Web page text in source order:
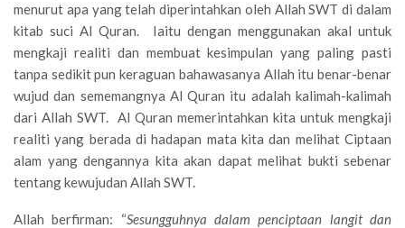
menurut apa yang telah diperintahkan oleh Allah SWT di dalam
kitab suci Al Quran. Iaitu dengan menggunakan akal untuk
mengkaji realiti dan membuat kesimpulan yang paling pasti
tanpa sedikit pun keraguan bahawasanya Allah itu benar-benar
wujud dan sememangnya Al Quran itu adalah kalimah-kalimah
dari Allah SWT. Al Quran memerintahkan kita untuk mengkaji
realiti yang berada di hadapan mata kita dan melihat Ciptaan
alam yang dengannya kita akan dapat melihat bukti sebenar
tentang kewujudan Allah SWT.
Allah berfirman: “Sesungguhnya dalam penciptaan langit dan